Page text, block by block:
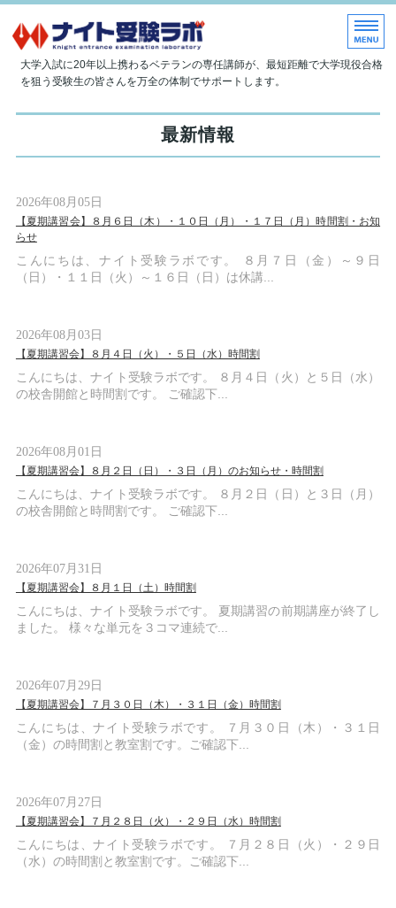
大学現役合格指導塾 ナイト
大学入試に20年以上携わるベテランの専任講師が、最短距離で大学現役合格
を狙う受験生の皆さんを万全の体制でサポートします。
ホーム
入塾のご案内
お問い合わせ
最新情報
2026年08月05日
【夏期講習会】８月６日（木）・１０日（月）・１７日（月）時間割・お知
らせ
こんにちは、ナイト受験ラボです。 ８月７日（金）～９日
（日）・１１日（火）～１６日（日）は休講...
2026年08月03日
【夏期講習会】８月４日（火）・５日（水）時間割
こんにちは、ナイト受験ラボです。 ８月４日（火）と５日（水）
の校舎開館と時間割です。 ご確認下...
2026年08月01日
【夏期講習会】８月２日（日）・３日（月）のお知らせ・時間割
こんにちは、ナイト受験ラボです。 ８月２日（日）と３日（月）
の校舎開館と時間割です。 ご確認下...
2026年07月31日
【夏期講習会】８月１日（土）時間割
こんにちは、ナイト受験ラボです。 夏期講習の前期講座が終了し
ました。 様々な単元を３コマ連続で...
2026年07月29日
【夏期講習会】７月３０日（木）・３１日（金）時間割
こんにちは、ナイト受験ラボです。 ７月３０日（木）・３１日
（金）の時間割と教室割です。ご確認下...
2026年07月27日
【夏期講習会】７月２８日（火）・２９日（水）時間割
こんにちは、ナイト受験ラボです。 ７月２８日（火）・２９日
（水）の時間割と教室割です。ご確認下...